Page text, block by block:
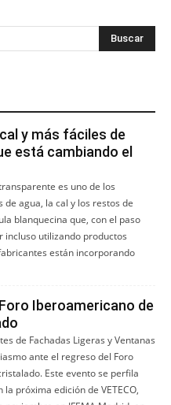
y más fáciles de
está cambiando el
es uno de los
agua, la cal y los restos de
blanquecina que, con el paso
utilizando productos
están incorporando
Iberoamericano de
de Fachadas Ligeras y Ventanas
ante el regreso del Foro
Este evento se perfila
próxima edición de VETECO,